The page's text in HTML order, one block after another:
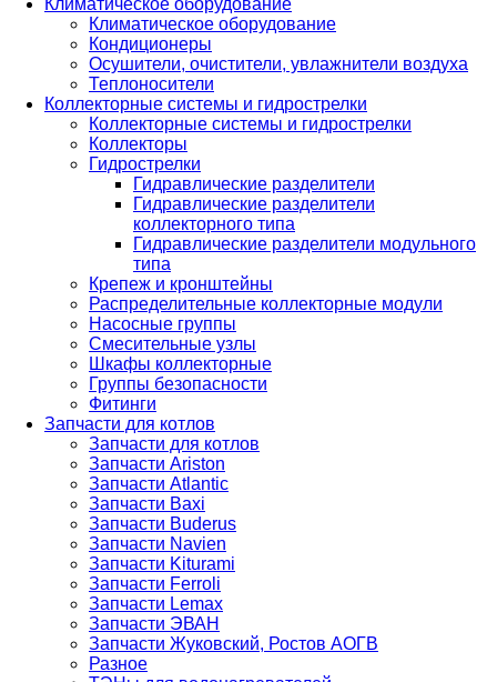
Климатическое оборудование
Климатическое оборудование
Кондиционеры
Осушители, очистители, увлажнители воздуха
Теплоносители
Коллекторные системы и гидрострелки
Коллекторные системы и гидрострелки
Коллекторы
Гидрострелки
Гидравлические разделители
Гидравлические разделители
коллекторного типа
Гидравлические разделители модульного
типа
Крепеж и кронштейны
Распределительные коллекторные модули
Насосные группы
Смесительные узлы
Шкафы коллекторные
Группы безопасности
Фитинги
Запчасти для котлов
Запчасти для котлов
Запчасти Ariston
Запчасти Atlantic
Запчасти Baxi
Запчасти Buderus
Запчасти Navien
Запчасти Kiturami
Запчасти Ferroli
Запчасти Lemax
Запчасти ЭВАН
Запчасти Жуковский, Ростов АОГВ
Разное